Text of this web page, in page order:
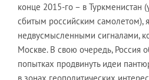
конце 2015-го – в Туркменистан
сбитым российским самолетом),
недвусмысленными сигналами,
Москве. В свою очередь, Россия
попытках продвинуть идеи